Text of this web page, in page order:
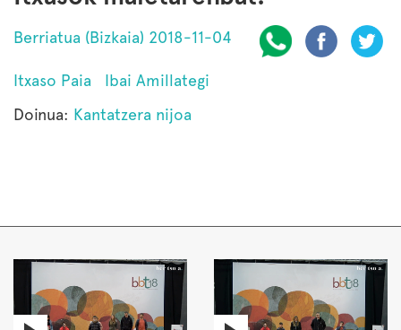
Berriatua (Bizkaia) 2018-11-04
Itxaso Paia
Ibai Amillategi
Doinua: Kantatzera nijoa